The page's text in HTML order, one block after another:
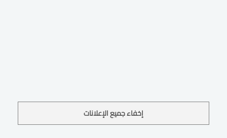
إخفاء جميع الإعلانات